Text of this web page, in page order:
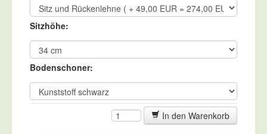
Sitzhöhe:
Bodenschoner:
In den Warenkorb